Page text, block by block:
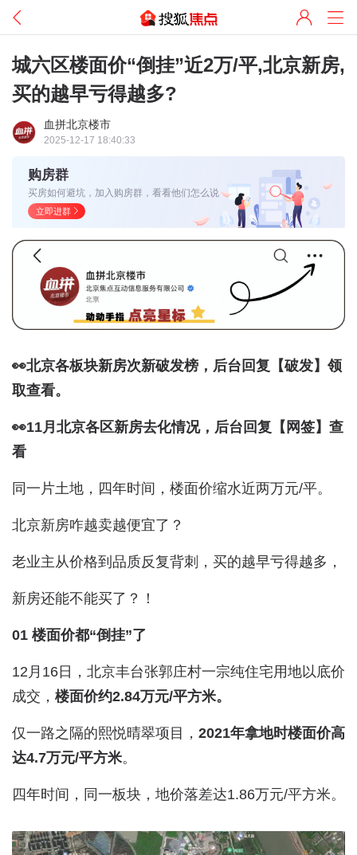
城六区楼面价“倒挂”近2万/平,北京新房,
买的越早亏得越多?
血拼北京楼市
2025-12-17 18:40:33
购房群
买房如何避坑，加入购房群，看看他们怎么说
立即进群
👀北京各板块新房次新破发榜，后台回复【破发】领
取查看。
👀11月北京各区新房去化情况，后台回复【网签】查
看
同一片土地，四年时间，楼面价缩水近两万元/平。
北京新房咋越卖越便宜了？
老业主从价格到品质反复背刺，买的越早亏得越多，
新房还能不能买了？！
01 楼面价都“倒挂”了
12月16日，北京丰台张郭庄村一宗纯住宅用地以底价
成交， 楼面价约2.84万元/平方米。
仅一路之隔的熙悦晴翠项目， 2021年拿地时楼面价高
达4.7万元/平方米。
四年时间，同一板块，地价落差达1.86万元/平方米。